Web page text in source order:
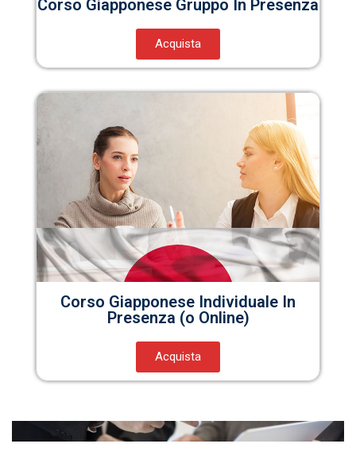
Corso Giapponese Gruppo In Presenza
Acquista
Corso Giapponese Individuale In
Presenza (o Online)
Acquista